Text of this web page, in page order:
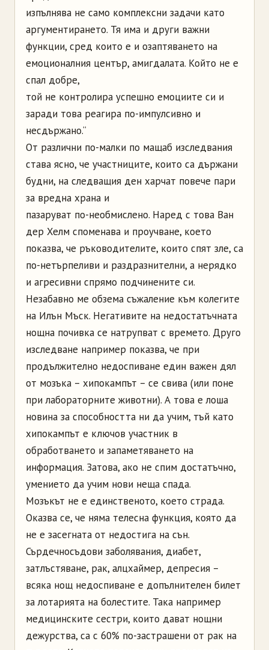
изпълнява не само комплексни задачи като
аргументирането. Тя има и други важни
функции, сред които е и озаптяването на
емоционалния център, амигдалата. Който не е
спал добре,
той не контролира успешно емоциите си и
заради това реагира по-импулсивно и
несдържано.“
От различни по-малки по мащаб изследвания
става ясно, че участниците, които са държани
будни, на следващия ден харчат повече пари
за вредна храна и
пазаруват по-необмислено. Наред с това Ван
дер Хелм споменава и проучване, което
показва, че ръководителите, които спят зле, са
по-нетърпеливи и раздразнителни, а нерядко
и агресивни спрямо подчинените си.
Незабавно ме обзема съжаление към колегите
на Илън Мъск. Негативите на недостатъчната
нощна почивка се натрупват с времето. Друго
изследване например показва, че при
продължително недоспиване един важен дял
от мозъка – хипокампът – се свива (или поне
при лабораторните животни). А това е лоша
новина за способността ни да учим, тъй като
хипокампът е ключов участник в
обработването и запаметяването на
информация. Затова, ако не спим достатъчно,
умението да учим нови неща спада.
Мозъкът не е единственото, което страда.
Оказва се, че няма телесна функция, която да
не е засегната от недостига на сън.
Сърдечносъдови заболявания, диабет,
затлъстяване, рак, алцхаймер, депресия –
всяка нощ недоспиване е допълнителен билет
за лотарията на болестите. Така например
медицинските сестри, които дават нощни
дежурства, са с 60% по-застрашени от рак на